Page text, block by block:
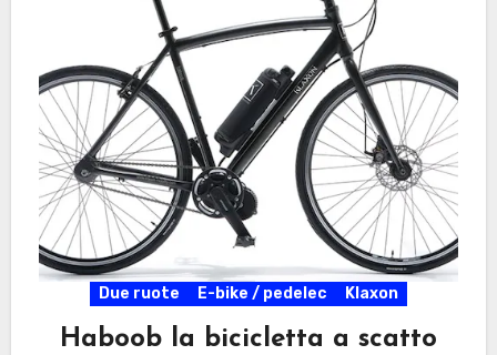
Due ruote E-bike / pedelec Klaxon
Haboob la bicicletta a scatto